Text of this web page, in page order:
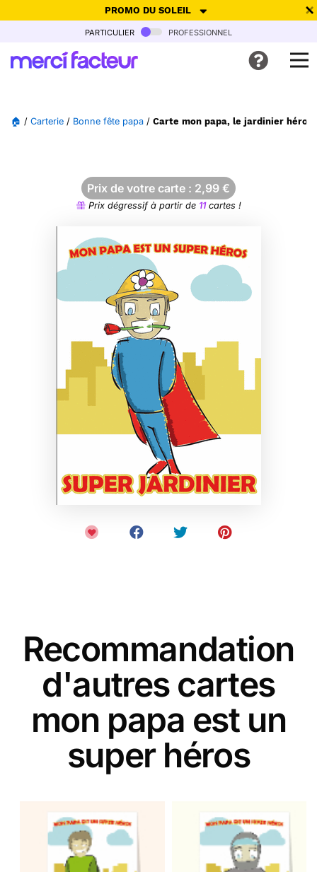
PROMO DU SOLEIL
-30% de réduction avec le code SUMMER26pour envoyer des
Ne plus afficher
particulier professionnel
🏠 / Carterie / Bonne fête papa / Carte mon papa, le jardinier héros
Prix de votre carte : 2,99 €
Prix dégressif à partir de 11cartes !
Recommandation
d'autres cartes
mon papa est un
super héros